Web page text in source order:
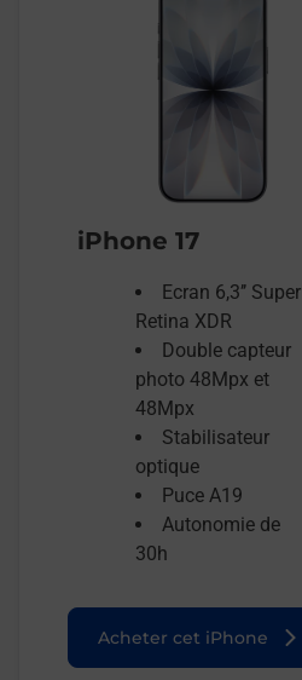
iPhone 17
Ecran 6,3’’ Super
Retina XDR
Double capteur
photo 48Mpx et
48Mpx
Stabilisateur
optique
Puce A19
Autonomie de
30h
Acheter cet iPhone